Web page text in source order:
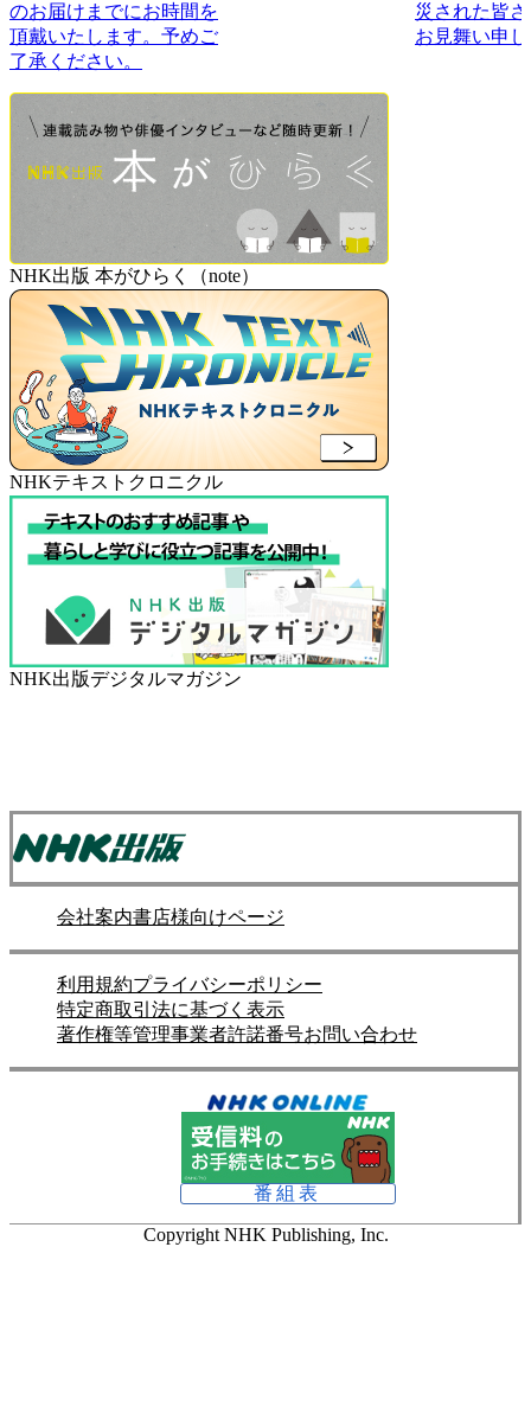
のお届けまでにお時間を
頂戴いたします。予めご
了承ください。
災された皆
お見舞い申
NHK出版 本がひらく（note）
NHKテキストクロニクル
NHK出版デジタルマガジン
会社案内書店様向けページ
利用規約プライバシーポリシー
特定商取引法に基づく表示
著作権等管理事業者許諾番号お問い合わせ
番組表
Copyright NHK Publishing, Inc.